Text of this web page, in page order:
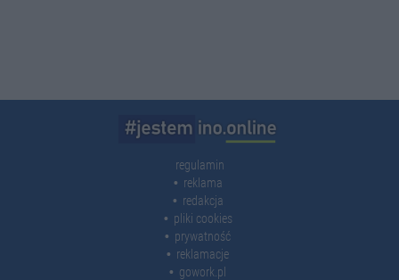
regulamin
reklama
redakcja
pliki cookies
prywatność
reklamacje
gowork.pl